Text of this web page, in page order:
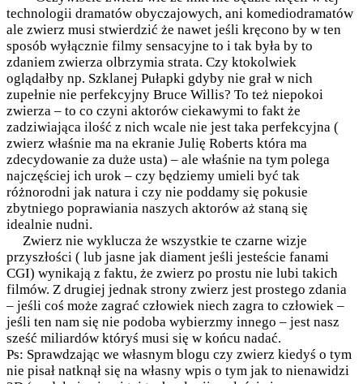
technologii dramatów obyczajowych, ani komediodramatów
ale zwierz musi stwierdzić że nawet jeśli kręcono by w ten
sposób wyłącznie filmy sensacyjne to i tak była by to
zdaniem zwierza olbrzymia strata. Czy ktokolwiek
oglądałby np. Szklanej Pułapki gdyby nie grał w nich
zupełnie nie perfekcyjny Bruce Willis? To też niepokoi
zwierza – to co czyni aktorów ciekawymi to fakt że
zadziwiająca ilość z nich wcale nie jest taka perfekcyjna (
zwierz właśnie ma na ekranie Julię Roberts która ma
zdecydowanie za duże usta) – ale właśnie na tym polega
najczęściej ich urok – czy będziemy umieli być tak
różnorodni jak natura i czy nie poddamy się pokusie
zbytniego poprawiania naszych aktorów aż staną się
idealnie nudni.
Zwierz nie wyklucza że wszystkie te czarne wizje
przyszłości ( lub jasne jak diament jeśli jesteście fanami
CGI) wynikają z faktu, że zwierz po prostu nie lubi takich
filmów. Z drugiej jednak strony zwierz jest prostego zdania
– jeśli coś może zagrać człowiek niech zagra to człowiek –
jeśli ten nam się nie podoba wybierzmy innego – jest nasz
sześć miliardów któryś musi się w końcu nadać.
Ps: Sprawdzając we własnym blogu czy zwierz kiedyś o tym
nie pisał natknął się na własny wpis o tym jak to nienawidzi